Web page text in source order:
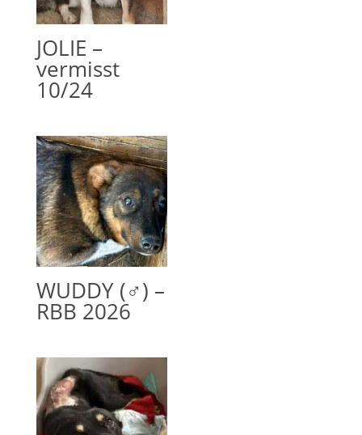
JOLIE –
vermisst
10/24
WUDDY (♂) –
RBB 2026